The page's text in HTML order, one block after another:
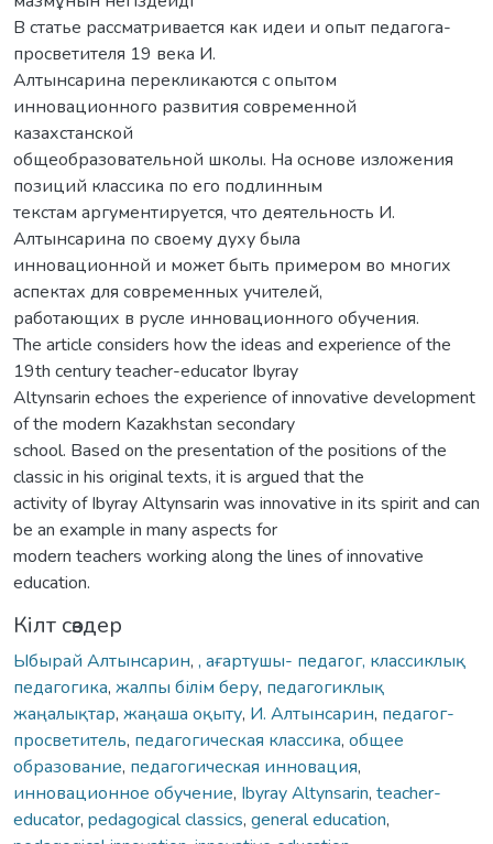
В статье рассматривается как идеи и опыт педагога-
просветителя 19 века И.
Алтынсарина перекликаются с опытом
инновационного развития современной
казахстанской
общеобразовательной школы. На основе изложения
позиций классика по его подлинным
текстам аргументируется, что деятельность И.
Алтынсарина по своему духу была
инновационной и может быть примером во многих
аспектах для современных учителей,
работающих в русле инновационного обучения.
The article considers how the ideas and experience of the
19th century teacher-educator Ibyray
Altynsarin echoes the experience of innovative development
of the modern Kazakhstan secondary
school. Based on the presentation of the positions of the
classic in his original texts, it is argued that the
activity of Ibyray Altynsarin was innovative in its spirit and can
be an example in many aspects for
modern teachers working along the lines of innovative
education.
Кілт сөздер
Ыбырай Алтынсарин, , ағартушы- педагог, классиклық
педагогика, жалпы білім беру, педагогиклық
жаңалықтар, жаңаша оқыту, И. Алтынсарин, педагог-
просветитель, педагогическая классика, общее
образование, педагогическая инновация,
инновационное обучение, Ibyray Altynsarin, teacher-
educator, pedagogical classics, general education,